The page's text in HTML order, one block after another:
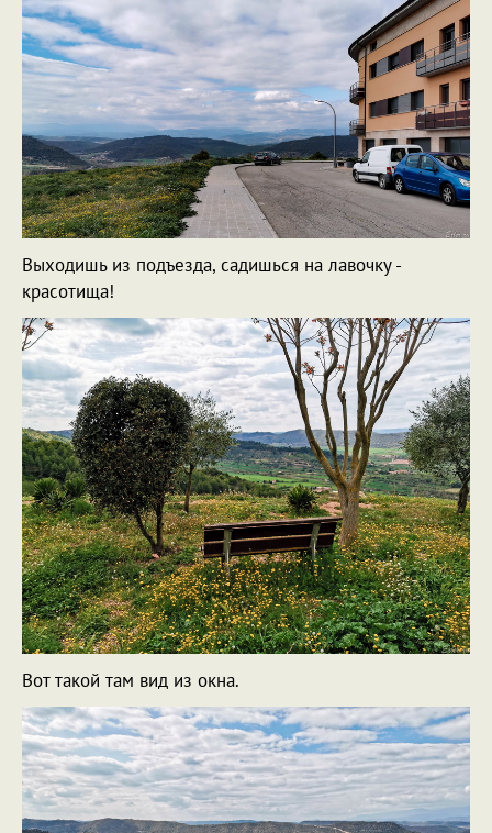
Выходишь из подъезда, садишься на лавочку -
красотища!
Вот такой там вид из окна.